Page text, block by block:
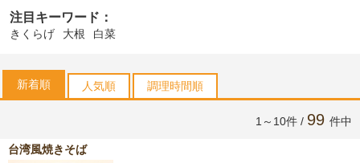
注目キーワード：
きくらげ 大根 白菜
新着順 人気順 調理時間順
1～10件 / 99 件中
台湾風焼きそば